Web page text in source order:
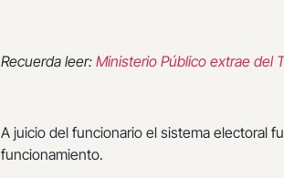
Recuerda leer: Ministerio Público extrae del
A juicio del funcionario el sistema electoral
funcionamiento.